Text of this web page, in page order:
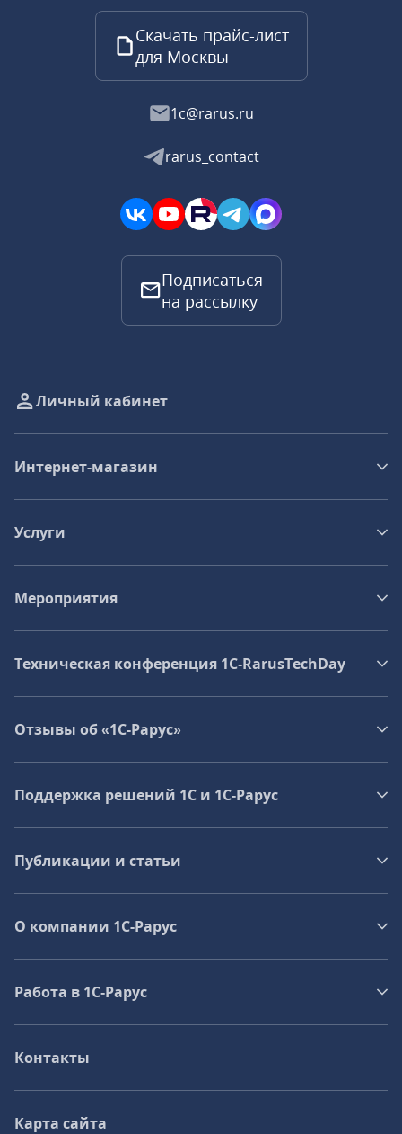
Скачать прайс-лист
для Москвы
1c@rarus.ru
rarus_contact
Подписаться
на рассылку
Личный кабинет
Интернет-магазин
Услуги
Мероприятия
Техническая конференция 1C‑RarusTechDay
Отзывы об «1С-Рарус»
Поддержка решений 1С и 1С‑Рарус
Публикации и статьи
О компании 1C-Рарус
Работа в 1С‑Рарус
Контакты
Карта сайта